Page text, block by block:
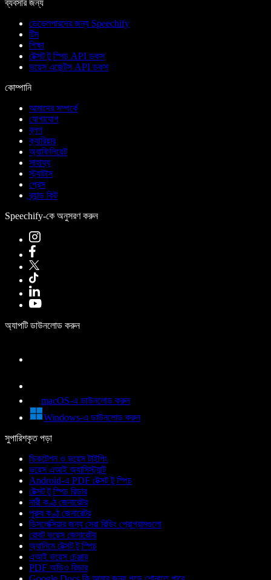
ব্যবসার জন্য
ডেভেলপারদের জন্য Speechify
টিম
শিক্ষা
টেক্সট টু স্পিচ API ডকস
ভয়েস এজেন্টস API ডকস
কোম্পানি
আমাদের সম্পর্কে
যোগাযোগ
ব্লগ
ক্যারিয়ার
অ্যাফিলিয়েট
সাহায্য
স্ট্যাটাস
প্রেস
ব্র্যান্ড কিট
Speechify-কে অনুসরণ করুন
অ্যাপটি ডাউনলোড করুন
macOS-এ ডাউনলোড করুন
Windows-এ ডাউনলোড করুন
সুপারিশকৃত পড়া
ডিকটেশন ও ভয়েস টাইপিং
ভয়েস এআই অ্যাসিস্ট্যান্ট
Android-এ PDF টেক্সট টু স্পিচ
টেক্সট টু স্পিচ রিডার
নারী কণ্ঠ জেনারেটর
পুরুষ কণ্ঠ জেনারেটর
ডিসলেক্সিয়ার জন্য সেরা রিডিং প্রোগ্রামগুলো
রোবট ভয়েস জেনারেটর
অ্যানিমে টেক্সট টু স্পিচ
এআই ভয়েস চেঞ্জার
PDF অডিও রিডার